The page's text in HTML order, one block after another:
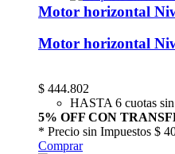
Motor horizontal
Motor horizontal
$ 444.802
HASTA 6 cuotas
5% OFF CON
* Precio sin Impuestos $
Comprar